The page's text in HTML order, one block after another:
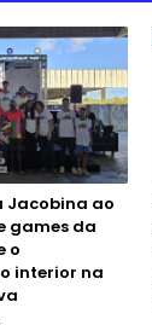
Jacobina ao
games da
o
interior na